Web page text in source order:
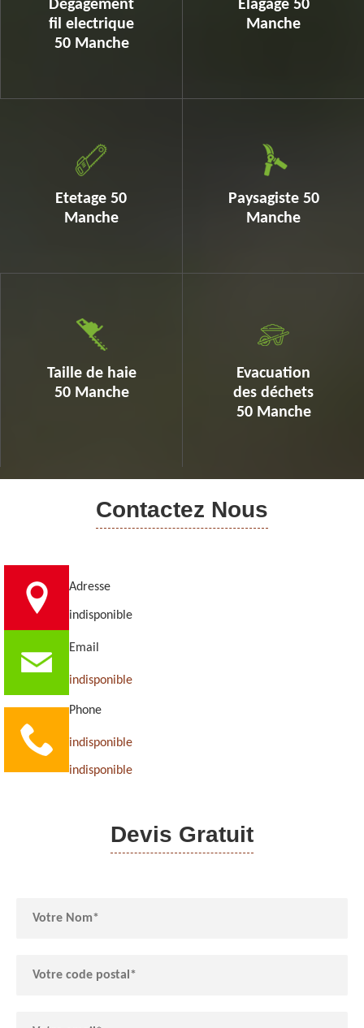
Dégagement
fil electrique
50 Manche
Elagage 50
Manche
Etetage 50
Manche
Paysagiste 50
Manche
Taille de haie
50 Manche
Evacuation
des déchets
50 Manche
Contactez Nous
Adresse
indisponible
Email
indisponible
Phone
indisponible
indisponible
Devis Gratuit